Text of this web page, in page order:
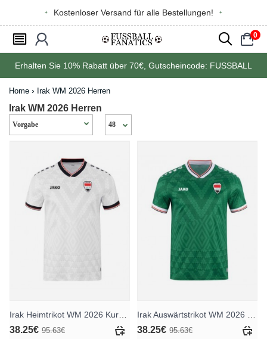
Kostenloser Versand für alle Bestellungen!
󰂩 󰃳 󰂨 0
󰃠
Erhalten Sie 10% Rabatt über 70€ , Gutscheincode: FUSSBALL
Home Irak WM 2026 Herren
Irak WM 2026 Herren
38.25€ 95.63€ 38.25€ 95.63€